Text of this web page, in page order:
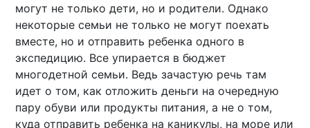
могут не только дети, но и родители. Однако
некоторые семьи не только не могут поехать
вместе, но и отправить ребенка одного в
экспедицию. Все упирается в бюджет
многодетной семьи. Ведь зачастую речь там
идет о том, как отложить деньги на очередную
пару обуви или продукты питания, а не о том,
куда отправить ребенка на каникулы, на море или